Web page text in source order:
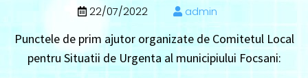
22/07/2022 admin
Punctele de prim ajutor organizate de Comitetul Local
pentru Situatii de Urgenta al municipiului Focsani: